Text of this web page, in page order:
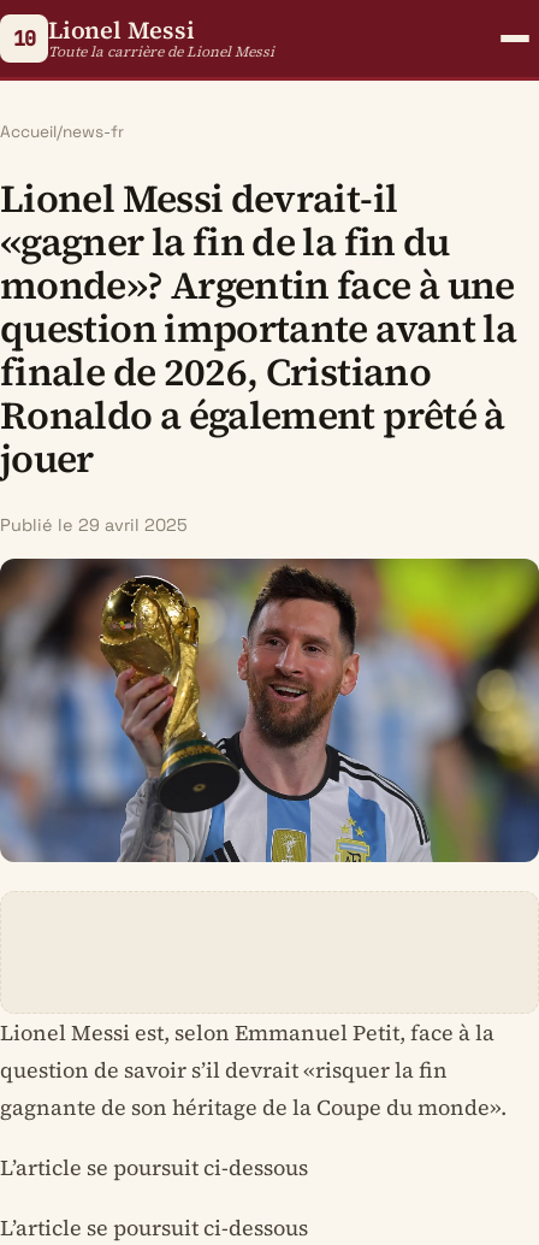
10 Lionel Messi
Toute la carrière de Lionel Messi
Accueil/news-fr
Lionel Messi devrait-il
«gagner la fin de la fin du
monde»? Argentin face à une
question importante avant la
finale de 2026, Cristiano
Ronaldo a également prêté à
jouer
Publié le 29 avril 2025
Lionel Messi est, selon Emmanuel Petit, face à la
question de savoir s’il devrait «risquer la fin
gagnante de son héritage de la Coupe du monde».
L’article se poursuit ci-dessous
L’article se poursuit ci-dessous